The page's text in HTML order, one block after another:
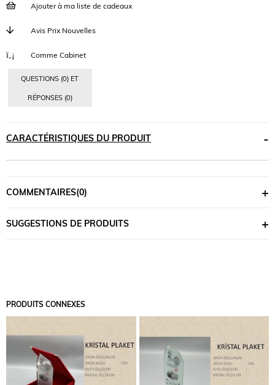
Ajouter à ma liste de cadeaux
Avis Prix Nouvelles
Comme Cabinet
QUESTIONS (0) ET
RÉPONSES (0)
CARACTÉRISTIQUES DU PRODUIT
COMMENTAIRES(0)
SUGGESTIONS DE PRODUITS
PRODUITS CONNEXES